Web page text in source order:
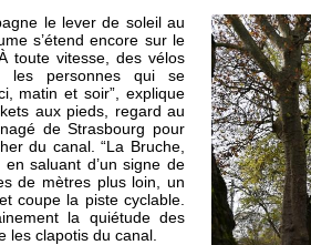
le lever de soleil au
s’étend encore sur le
toute vitesse, des vélos
les personnes qui se
matin et soir”, explique
aux pieds, regard au
de Strasbourg pour
du canal. “La Bruche,
en saluant d’un signe de
de mètres plus loin, un
coupe la piste cyclable.
la quiétude des
les clapotis du canal.